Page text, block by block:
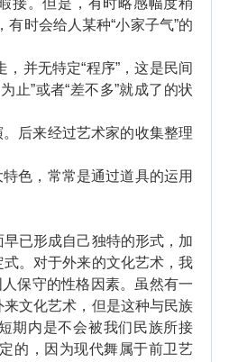
接。但是，有时略感幅度稍
有时会给人某种“小家子气”的
，并无特定“程序”，这是民间
止”或者“差不多”就成了的状
后来经过艺术家的收集整理
色，常常是通过道具的运用
已形成自己独特的形式，加
。对于外来的文化艺术，我
保守的性格因素。虽然有一
文化艺术，但是这种与民族
期内是不会被我们民族所接
的，因为现代舞属于前卫艺